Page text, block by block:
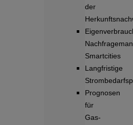
der
Smartcities
Langfristige
Prognosen
für
Gas-